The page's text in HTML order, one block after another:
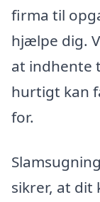
firma til
hjælpe dig.
at indhente
hurtigt kan
for.
sikrer, at dit